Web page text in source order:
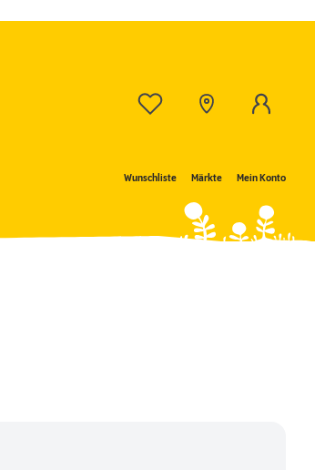
Wunschliste Märkte Mein Konto